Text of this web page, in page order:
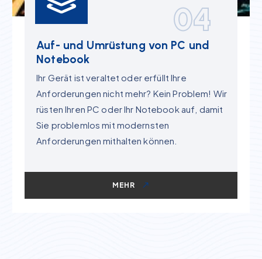
04
Auf- und Umrüstung von PC und
Notebook
Ihr Gerät ist veraltet oder erfüllt Ihre
Anforderungen nicht mehr? Kein Problem! Wir
rüsten Ihren PC oder Ihr Notebook auf, damit
Sie problemlos mit modernsten
Anforderungen mithalten können.
MEHR